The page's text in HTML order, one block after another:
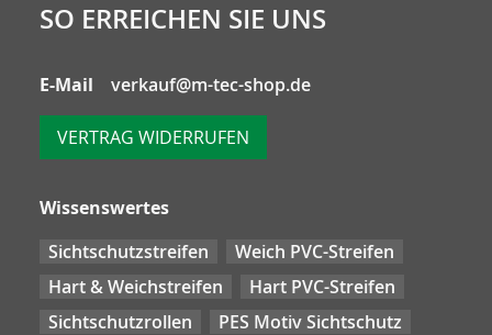
SO ERREICHEN SIE UNS
E-Mail verkauf@m-tec-shop.de
VERTRAG WIDERRUFEN
Wissenswertes
Sichtschutzstreifen
Weich PVC-Streifen
Hart & Weichstreifen
Hart PVC-Streifen
Sichtschutzrollen
PES Motiv Sichtschutz